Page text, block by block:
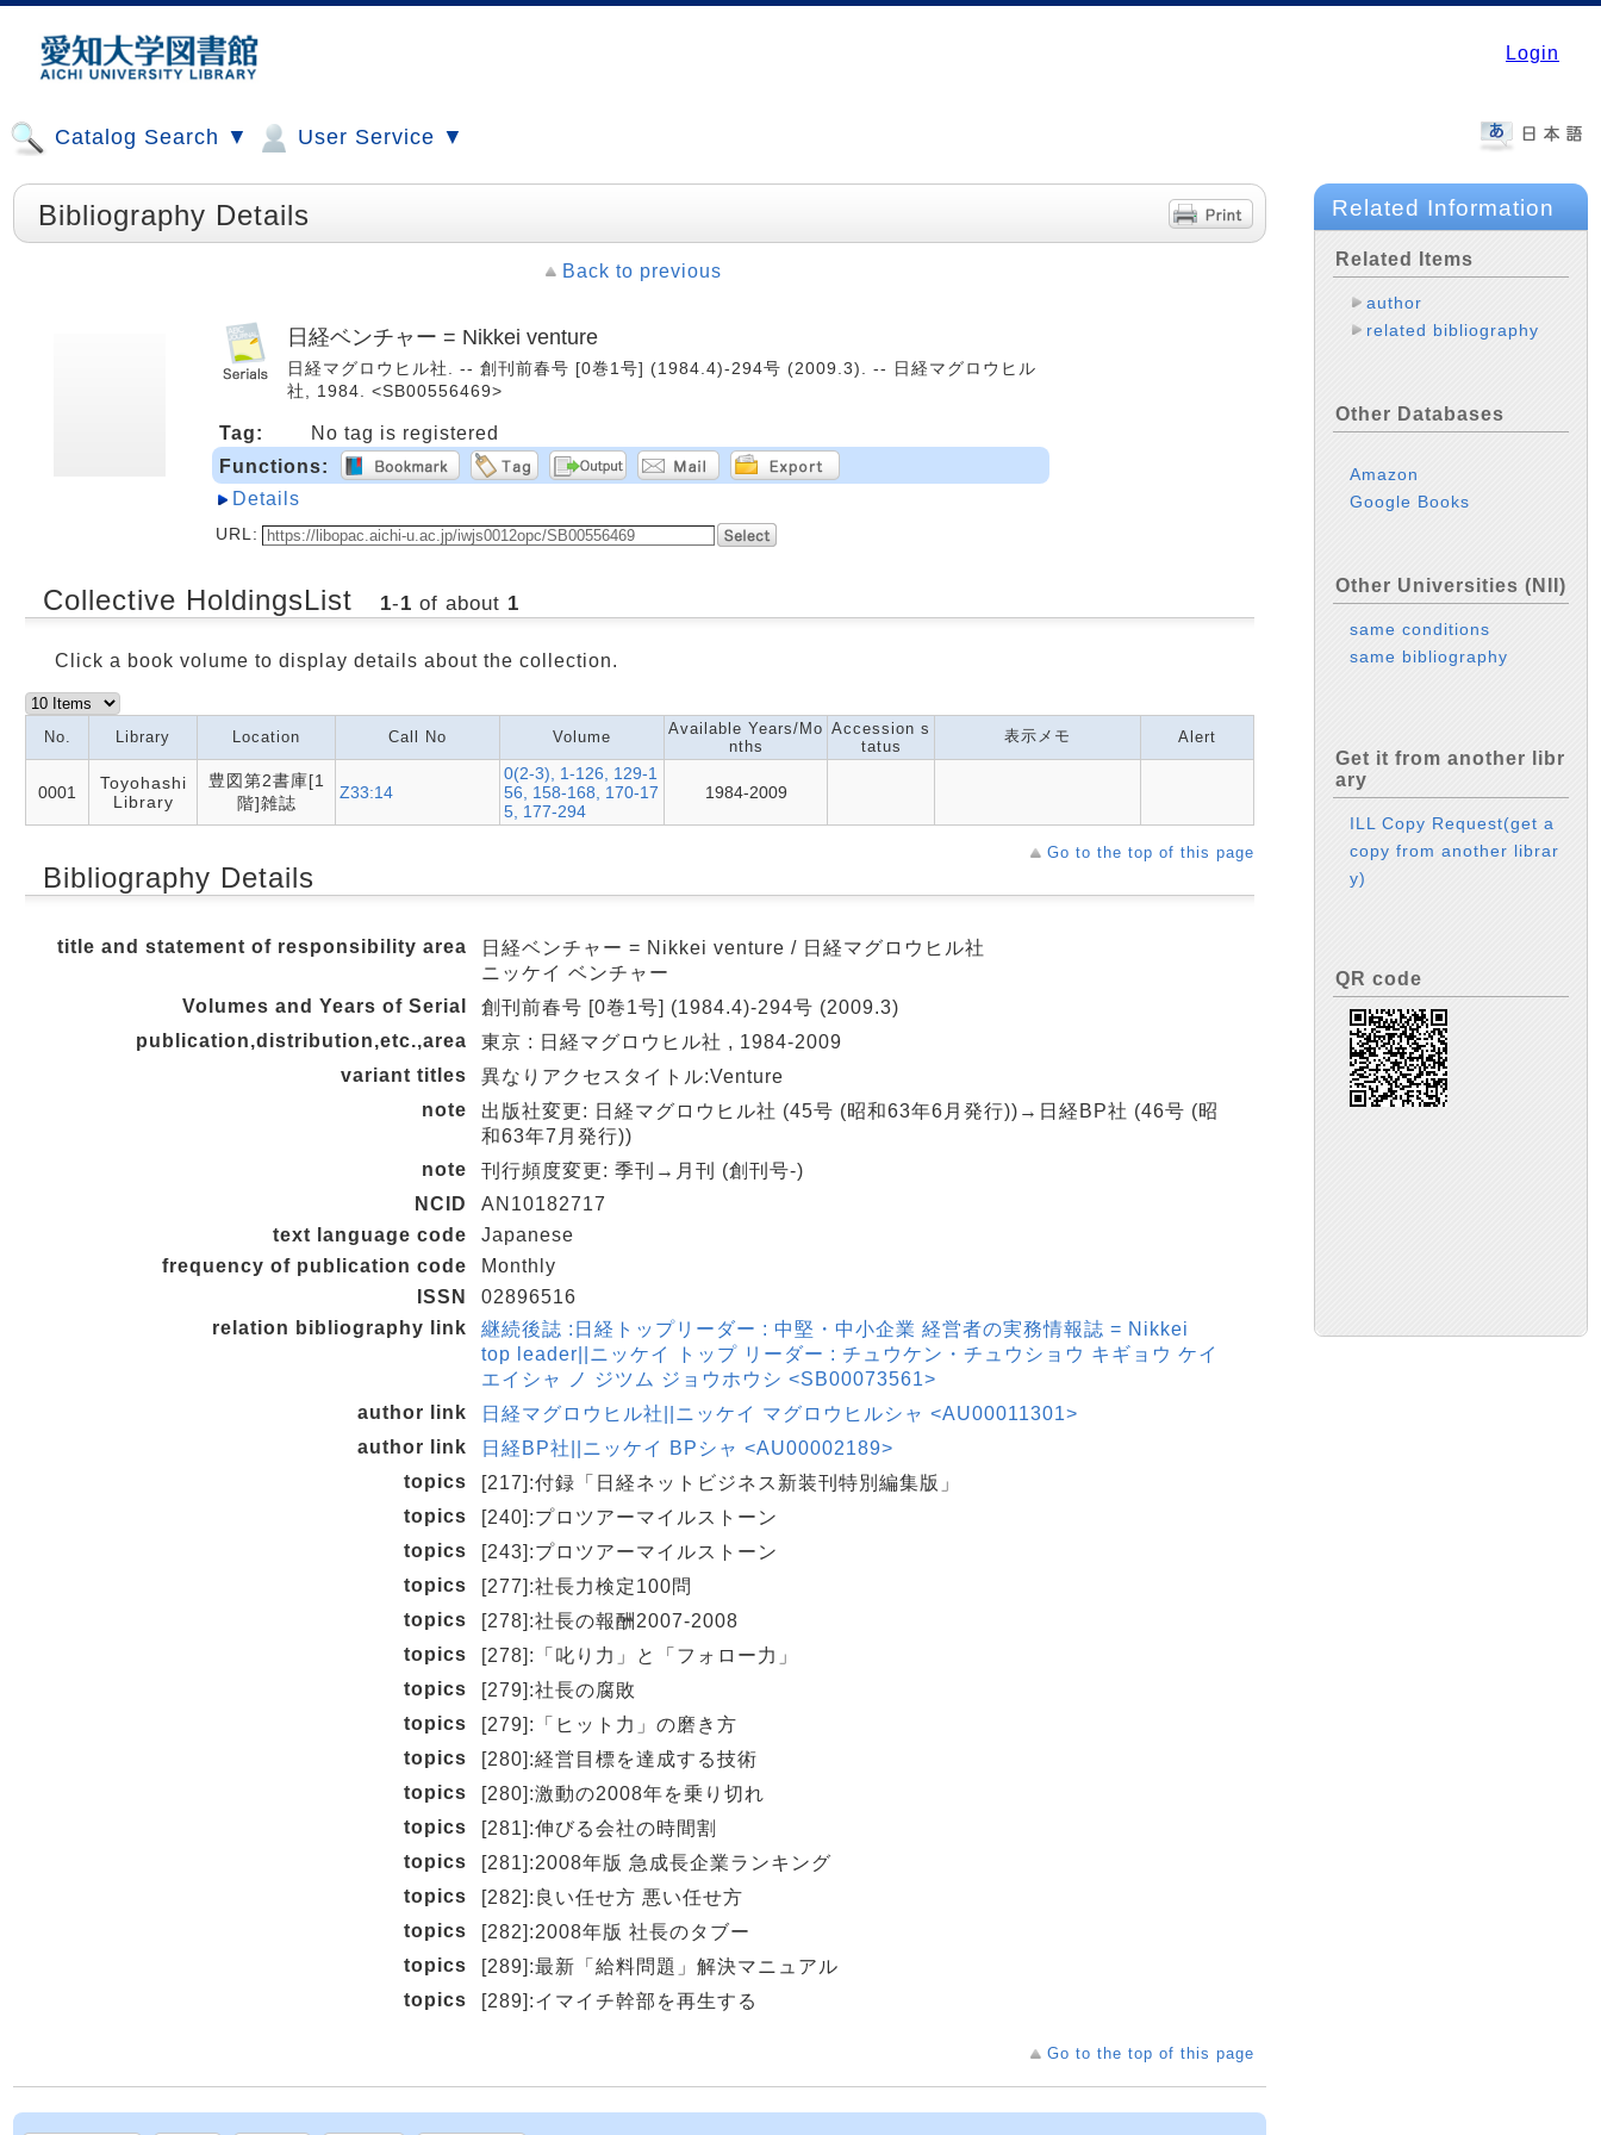
Login
Catalog Search ▼ User Service ▼
Bibliography Details
Back to previous
日経ベンチャー = Nikkei venture
日経マグロウヒル社. -- 創刊前春号 [0巻1号] (1984.4)-294号 (2009.3). -- 日経マグロウヒル
社, 1984. <SB00556469>
Tag:
No tag is registered
Functions:
Details
URL:
Collective HoldingsList 1-1 of about 1
Click a book volume to display details about the collection.
No. Library Location Call No Volume
Available Years/Mo
nths
Accession s
tatus
表示メモ Alert
0001
Toyohashi
Library
豊図第2書庫[1
階]雑誌
Z33:14
0(2-3), 1-126, 129-1
56, 158-168, 170-17
5, 177-294
1984-2009
Go to the top of this page
Bibliography Details
title and statement of responsibility area
日経ベンチャー = Nikkei venture / 日経マグロウヒル社
ニッケイ ベンチャー
Volumes and Years of Serial
創刊前春号 [0巻1号] (1984.4)-294号 (2009.3)
publication,distribution,etc.,area
東京 : 日経マグロウヒル社 , 1984-2009
variant titles
異なりアクセスタイトル:Venture
note
出版社変更: 日経マグロウヒル社 (45号 (昭和63年6月発行))→日経BP社 (46号 (昭
和63年7月発行))
note
刊行頻度変更: 季刊→月刊 (創刊号-)
NCID
AN10182717
text language code
Japanese
frequency of publication code
Monthly
ISSN
02896516
relation bibliography link
継続後誌 :日経トップリーダー : 中堅・中小企業 経営者の実務情報誌 = Nikkei
top leader||ニッケイ トップ リーダー : チュウケン・チュウショウ キギョウ ケイ
エイシャ ノ ジツム ジョウホウシ <SB00073561>
author link
日経マグロウヒル社||ニッケイ マグロウヒルシャ <AU00011301>
author link
日経BP社||ニッケイ BPシャ <AU00002189>
topics
[217]:付録「日経ネットビジネス新装刊特別編集版」
topics
[240]:プロツアーマイルストーン
topics
[243]:プロツアーマイルストーン
topics
[277]:社長力検定100問
topics
[278]:社長の報酬2007-2008
topics
[278]:「叱り力」と「フォロー力」
topics
[279]:社長の腐敗
topics
[279]:「ヒット力」の磨き方
topics
[280]:経営目標を達成する技術
topics
[280]:激動の2008年を乗り切れ
topics
[281]:伸びる会社の時間割
topics
[281]:2008年版 急成長企業ランキング
topics
[282]:良い任せ方 悪い任せ方
topics
[282]:2008年版 社長のタブー
topics
[289]:最新「給料問題」解決マニュアル
topics
[289]:イマイチ幹部を再生する
Go to the top of this page
Related Information
Related Items
author
related bibliography
Other Databases
Amazon
Google Books
Other Universities (NII)
same conditions
same bibliography
Get it from another libr
ary
ILL Copy Request(get a
copy from another librar
y)
QR code